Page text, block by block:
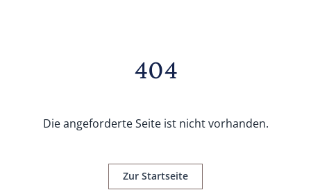
404
Die angeforderte Seite ist nicht vorhanden.
Zur Startseite